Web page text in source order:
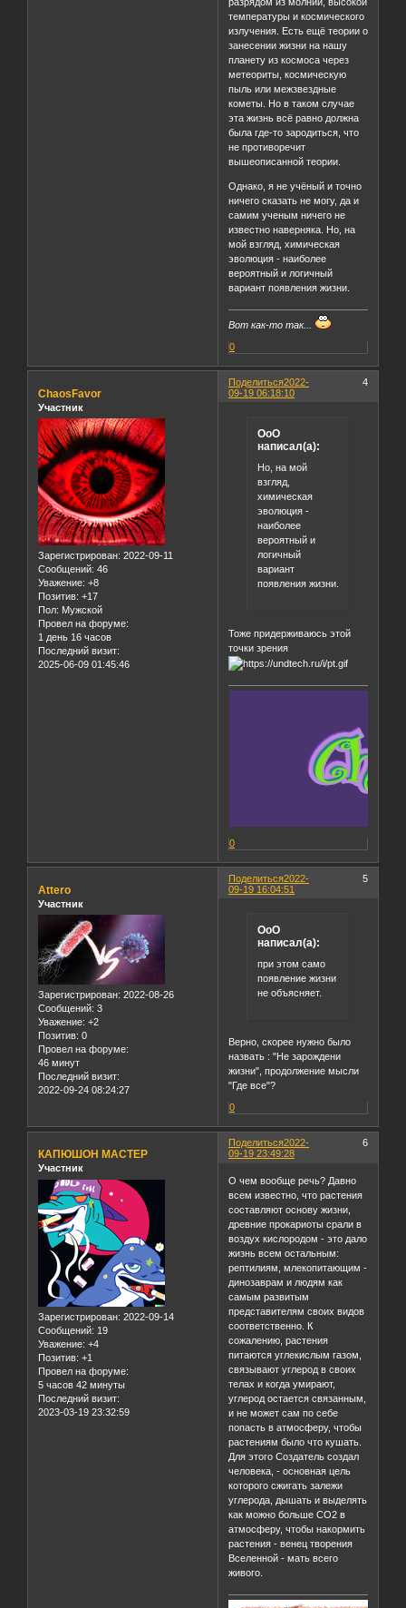
температуры и космического
излучения. Есть ещё теории о
занесении жизни на нашу
планету из космоса через
метеориты, космическую
пыль или межзвездные
кометы. Но в таком случае
эта жизнь всё равно должна
была где-то зародиться, что
не противоречит
вышеописанной теории.
Однако, я не учёный и точно
ничего сказать не могу, да и
самим ученым ничего не
известно наверняка. Но, на
мой взгляд, химическая
эволюция - наиболее
вероятный и логичный
вариант появления жизни.
Вот как-то так...
0
Поделиться 4
2022-
09-19 06:18:10
ChaosFavor
Участник
Зарегистрирован: 2022-09-11
Сообщений: 46
Уважение: +8
Позитив: +17
Пол: Мужской
Провел на форуме:
1 день 16 часов
Последний визит:
2025-06-09 01:45:46
OoO
написал(а):
Но, на мой
взгляд,
химическая
эволюция -
наиболее
вероятный и
логичный
вариант
появления жизни.
Тоже придерживаюсь этой
точки зрения
0
Поделиться 5
2022-
09-19 16:04:51
Attero
Участник
Зарегистрирован: 2022-08-26
Сообщений: 3
Уважение: +2
Позитив: 0
Провел на форуме:
46 минут
Последний визит:
2022-09-24 08:24:27
OoO
написал(а):
при этом само
появление жизни
не объясняет.
Верно, скорее нужно было
назвать : "Не зарождени
жизни", продолжение мысли
"Где все"?
0
Поделиться 6
2022-
09-19 23:49:28
КАПЮШОН МАСТЕР
Участник
Зарегистрирован: 2022-09-14
Сообщений: 19
Уважение: +4
Позитив: +1
Провел на форуме:
5 часов 42 минуты
Последний визит:
2023-03-19 23:32:59
О чем вообще речь? Давно
всем известно, что растения
составляют основу жизни,
древние прокариоты срали в
воздух кислородом - это дало
жизнь всем остальным:
рептилиям, млекопитающим -
динозаврам и людям как
самым развитым
представителям своих видов
соответственно. К
сожалению, растения
питаются углекислым газом,
связывают углерод в своих
телах и когда умирают,
углерод остается связанным,
и не может сам по себе
попасть в атмосферу, чтобы
растениям было что кушать.
Для этого Создатель создал
человека, - основная цель
которого сжигать залежи
углерода, дышать и выделять
как можно больше CO2 в
атмосферу, чтобы накормить
растения - венец творения
Вселенной - мать всего
живого.